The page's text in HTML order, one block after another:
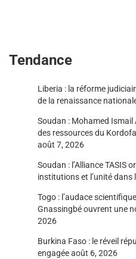
Tendance
Liberia : la réforme
de la renaissance
Soudan : Mohamed
des ressources du
août 7, 2026
Soudan : l’Alliance TASIS
institutions et l’unité dans
Togo : l’audace
Gnassingbé ouvrent une
2026
Burkina Faso : le réveil
engagéeaoût 6, 2026